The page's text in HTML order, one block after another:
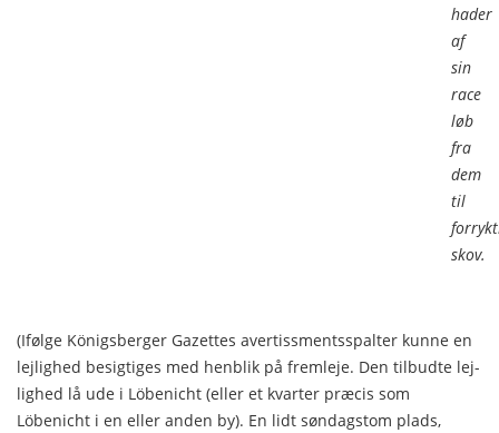
hader
af
sin
race
løb
fra
dem
til
skov.
(Ifølge Königsberger Gazettes avertissmentsspalter kunne en
lejlighed besigtiges med henblik på fremleje. Den tilbudte lej­
lighed lå ude i Löbenicht (eller et kvarter præcis som
Löbenicht i en eller anden by). En lidt søndagstom plads,